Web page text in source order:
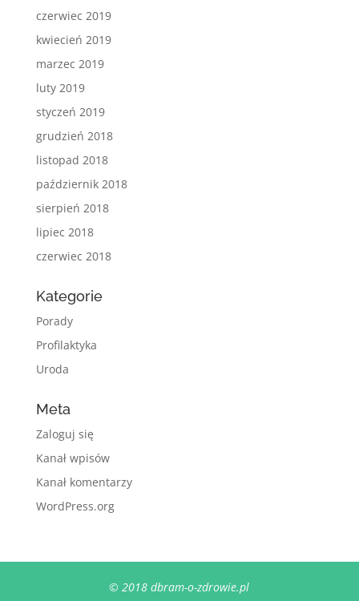
czerwiec 2019
kwiecień 2019
marzec 2019
luty 2019
styczeń 2019
grudzień 2018
listopad 2018
październik 2018
sierpień 2018
lipiec 2018
czerwiec 2018
Kategorie
Porady
Profilaktyka
Uroda
Meta
Zaloguj się
Kanał wpisów
Kanał komentarzy
WordPress.org
© 2018 dbram-o-zdrowie.pl